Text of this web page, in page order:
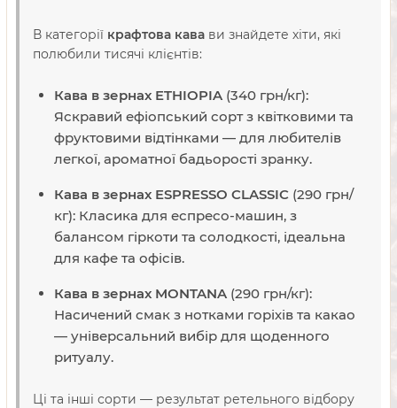
В категорії крафтова кава ви знайдете хіти, які
полюбили тисячі клієнтів:
Кава в зернах ETHIOPIA (340 грн/кг):
Яскравий ефіопський сорт з квітковими та
фруктовими відтінками — для любителів
легкої, ароматної бадьорості зранку.
Кава в зернах ESPRESSO CLASSIC (290 грн/
кг): Класика для еспресо-машин, з
балансом гіркоти та солодкості, ідеальна
для кафе та офісів.
Кава в зернах MONTANA (290 грн/кг):
Насичений смак з нотками горіхів та какао
— універсальний вибір для щоденного
ритуалу.
Ці та інші сорти — результат ретельного відбору